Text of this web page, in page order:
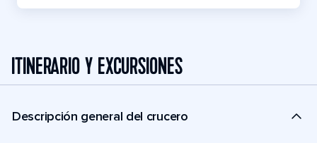
ITINERARIO Y EXCURSIONES
Descripción general del crucero